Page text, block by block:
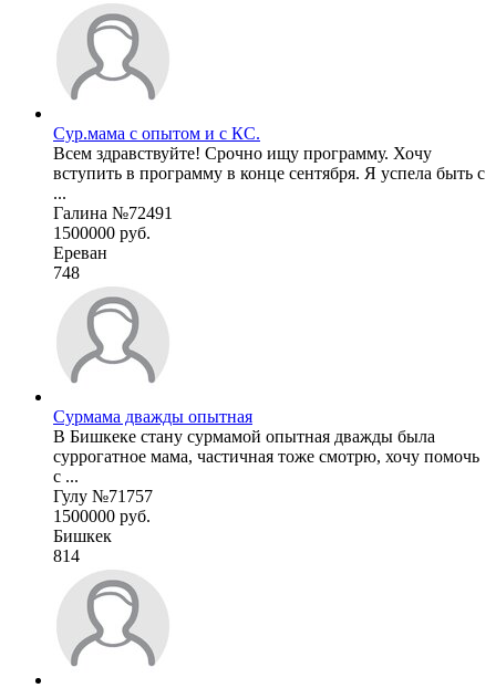
Сур.мама с опытом и с КС.
Всем здравствуйте! Срочно ищу программу. Хочу
вступить в программу в конце сентября. Я успела быть с
...
Галина №72491
1500000 руб.
Ереван
748
Сурмама дважды опытная
В Бишкеке стану сурмамой опытная дважды была
суррогатное мама, частичная тоже смотрю, хочу помочь
с ...
Гулу №71757
1500000 руб.
Бишкек
814